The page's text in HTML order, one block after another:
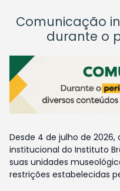
Comunicação
durante o
Desde 4 de julho de
institucional do Instituto
suas unidades
restrições estabelecidas